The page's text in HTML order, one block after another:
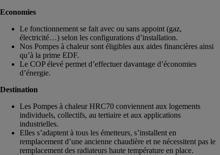
Economies
Le fonctionnement se fait avec ou sans appoint (gaz,
électricité…) selon les configurations d’installation.
Nos Pompes à chaleur sont éligibles aux aides financières ainsi
qu’à la prime EDF.
Le COP élevé permet d’effectuer davantage d’économies
d’énergie.
Destination
Les Pompes à chaleur HRC70 conviennent aux logements
individuels, collectifs, au tertiaire et aux applications
industrielles.
Elles s’adaptent à tous les émetteurs, s’installent en
remplacement d’une ancienne chaudière et ne nécessitent pas le
remplacement des radiateurs haute température en place.